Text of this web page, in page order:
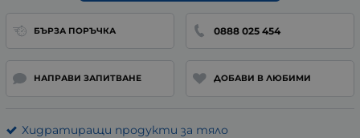
БЪРЗА ПОРЪЧКА 0888 025 454
НАПРАВИ ЗАПИТВАНЕ ДОБАВИ В ЛЮБИМИ
Хидратиращи продукти за тяло